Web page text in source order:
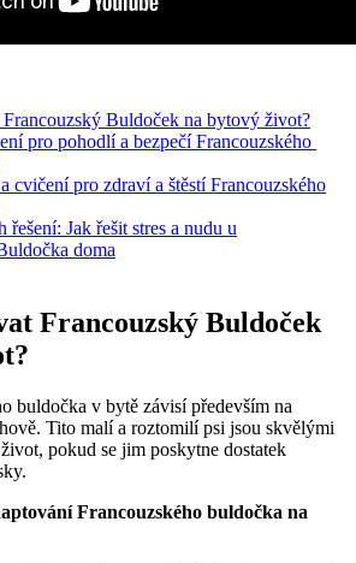
Francouzský Buldoček na bytový život?
pro pohodlí⁢ a bezpečí Francouzského
cvičení⁣ pro zdraví a štěstí Francouzského
řešení: Jak řešit stres a​ nudu u
doma
Francouzský Buldoček
buldočka ⁣v bytě‍ závisí⁤ především na
Tito malí a roztomilí psi jsou skvělými⁢
pokud se jim poskytne dostatek
Francouzského buldočka na